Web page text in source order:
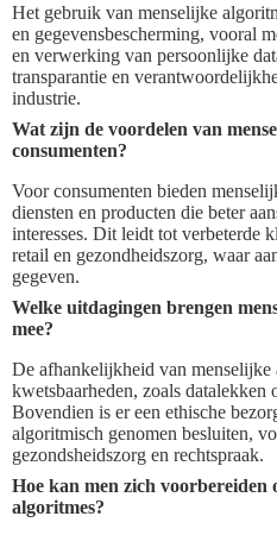
Het gebruik van menselijke
en gegevensbescherming, vooral
en verwerking van persoonlijke
transparantie en
industrie.
Wat zijn de voordelen van
consumenten?
Voor consumenten bieden
diensten en producten die beter
interesses. Dit leidt tot verbeterde
retail en gezondheidszorg, waar
gegeven.
Welke uitdagingen brengen
mee?
De afhankelijkheid van menselijke
kwetsbaarheden, zoals
Bovendien is er een ethische
algoritmisch genomen besluiten,
gezondsheidszorg en rechtspraak.
Hoe kan men zich voorbereiden
algoritmes?